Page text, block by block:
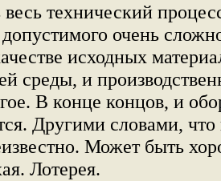
технический
очень
исходных
среды, и
В конце концов, и
Другими словами, что
Может быть
Лотерея.